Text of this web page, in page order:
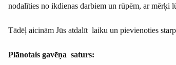
nodalīties no ikdienas darbiem un rūpēm, ar
Tādēļ aicinām Jūs atdalīt laiku un pievienoties
Plānotais gavēņa saturs: